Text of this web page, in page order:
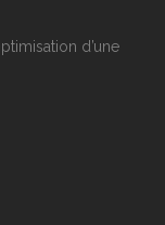
d’une